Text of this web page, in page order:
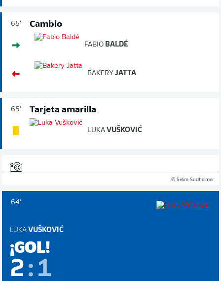
65' Cambio
FABIO BALDÉ
BAKERY JATTA
65' Tarjeta amarilla
LUKA VUŠKOVIĆ
© Selim Sudheimer
64'
LUKA VUŠKOVIĆ
¡GOL!
2: 1